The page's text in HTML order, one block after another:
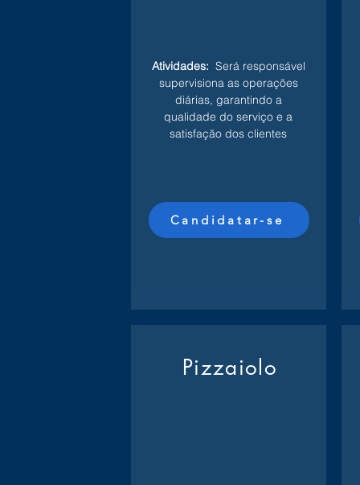
Atividades: Será responsável
supervisiona as operações
diárias, garantindo a
qualidade do serviço e a
satisfação dos clientes
Candidatar-se
Pizzaiolo